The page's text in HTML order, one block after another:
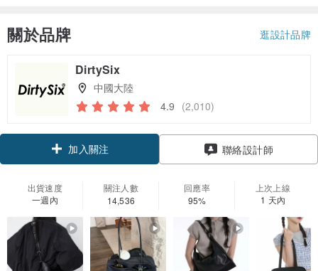
關於品牌 逛設計品牌
DirtySix
中國大陸
4.9 (2,010)
加入關注 聯絡設計師
出貨速度
一週內
關注人數
14,536
回應率
95%
上次上線
1 天內